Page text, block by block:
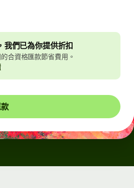
我們已為你提供折扣
合資格匯款節省費用。